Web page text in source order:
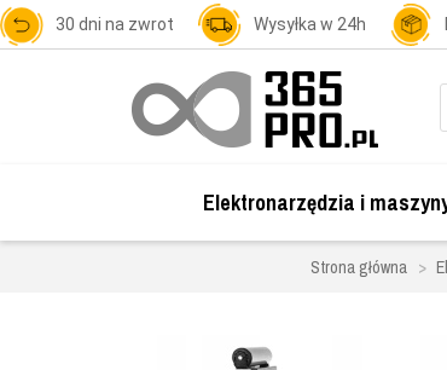
30 dni na zwrot Wysyłka w 24h
Elektronarzędzia i
Strona główna